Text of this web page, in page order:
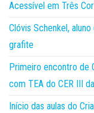
Acessível em Três
Clóvis Schenkel,
grafite
Primeiro encontro de
com TEA do CER III
Início das aulas do